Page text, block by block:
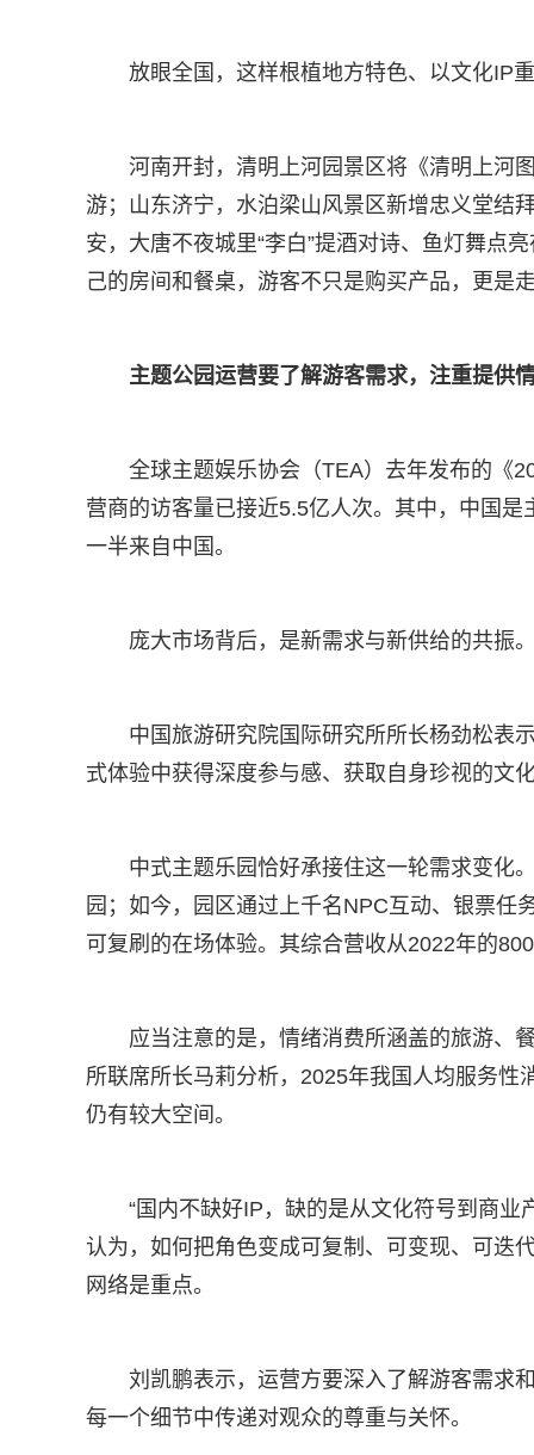
放眼全国，这样根植地方特色、以文化IP
河南开封，清明上河园景区将《清明上河
游；山东济宁，水泊梁山风景区新增忠义堂结
安，大唐不夜城里“李白”提酒对诗、鱼灯舞点
己的房间和餐桌，游客不只是购买产品，更
主题公园运营要了解游客需求，注重提供
全球主题娱乐协会（TEA）去年发布的《
营商的访客量已接近5.5亿人次。其中，中国
一半来自中国。
庞大市场背后，是新需求与新供给的共振
中国旅游研究院国际研究所所长杨劲松表
式体验中获得深度参与感、获取自身珍视的文
中式主题乐园恰好承接住这一轮需求变化
园；如今，园区通过上千名NPC互动、银票任
可复刷的在场体验。其综合营收从2022年的
应当注意的是，情绪消费所涵盖的旅游、
所联席所长马莉分析，2025年我国人均服务
仍有较大空间。
“国内不缺好IP，缺的是从文化符号到商
认为，如何把角色变成可复制、可变现、可迭
网络是重点。
刘凯鹏表示，运营方要深入了解游客需求
每一个细节中传递对观众的尊重与关怀。